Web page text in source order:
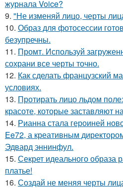
журнала Voice?
9. "Не изменяй лицо, черты
10. Образ для фотосессии
безупречны.
11. Промт. Используй
сохрани все черты точно.
12. Как сделать французский
условиях.
13. Протирать лицо льдом
красоте, которые заставляют
14. Рианна стала героиней
Ee72, а креативным
Эдвард эннинфул.
15. Секрет идеального образа
платье!
16. Создай не меняя черты